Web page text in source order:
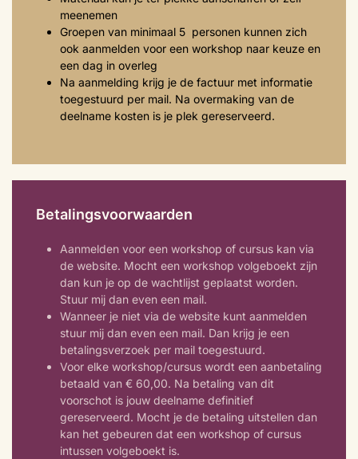
meenemen
Groepen van minimaal 5 personen kunnen zich
ook aanmelden voor een workshop naar keuze en
een dag in overleg
Na aanmelding krijg je de factuur met informatie
toegestuurd per mail. Na overmaking van de
deelname kosten is je plek gereserveerd.
Betalingsvoorwaarden
Aanmelden voor een workshop of cursus kan via
de website. Mocht een workshop volgeboekt zijn
dan kun je op de wachtlijst geplaatst worden.
Stuur mij dan even een mail.
Wanneer je niet via de website kunt aanmelden
stuur mij dan even een mail. Dan krijg je een
betalingsverzoek per mail toegestuurd.
Voor elke workshop/cursus wordt een aanbetaling
betaald van € 60,00. Na betaling van dit
voorschot is jouw deelname definitief
gereserveerd. Mocht je de betaling uitstellen dan
kan het gebeuren dat een workshop of cursus
intussen volgeboekt is.